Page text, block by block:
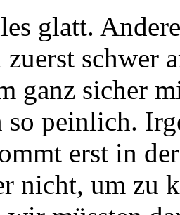
glatt.
zuerst schwer
ganz sicher
so peinlich.
erst in
nicht, um zu